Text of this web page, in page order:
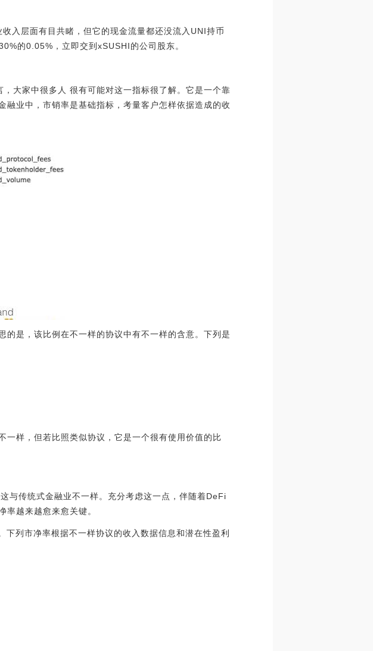
入层面有目共睹，但它的现金流量都还没流入UNI持币
的0.05%，立即交到xSUSHI的公司股东。
大家中很多人 很有可能对这一指标很了解。它是一个靠
业中，市销率是基础指标，考量客户怎样依据造成的收
是，该比例在不一样的协议中有不一样的含意。下列是
一样，但若比照类似协议，它是一个很有使用价值的比
与传统式金融业不一样。充分考虑这一点，伴随着DeFi
率越来越愈来愈关键。
列市净率根据不一样协议的收入数据信息和潜在性盈利